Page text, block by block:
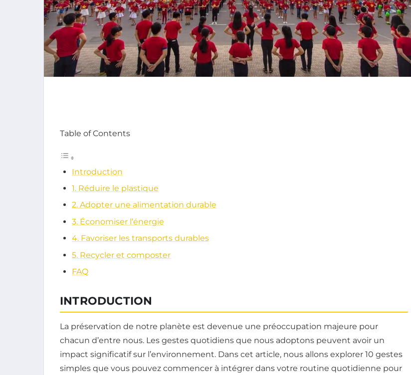
Table of Contents
Introduction
1. Réduire le plastique
2. Adopter une alimentation durable
3. Économiser l’énergie
4. Favoriser les transports durables
5. Recycler et composter
FAQ
INTRODUCTION
La préservation de notre planète est devenue une préoccupation majeure pour
chacun d’entre nous. Les gestes quotidiens que nous adoptons peuvent avoir un
impact significatif sur l’environnement. Dans cet article, nous allons explorer 10 gestes
simples que vous pouvez commencer à intégrer dans votre routine quotidienne pour